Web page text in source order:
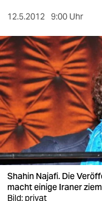
sport
berlin
nord
wahrheit
verlag
verlag
veranstaltungen
12.5.2012 9:00 Uhr
Shahin Najafi. Die
macht einige Iraner
Bild: privat